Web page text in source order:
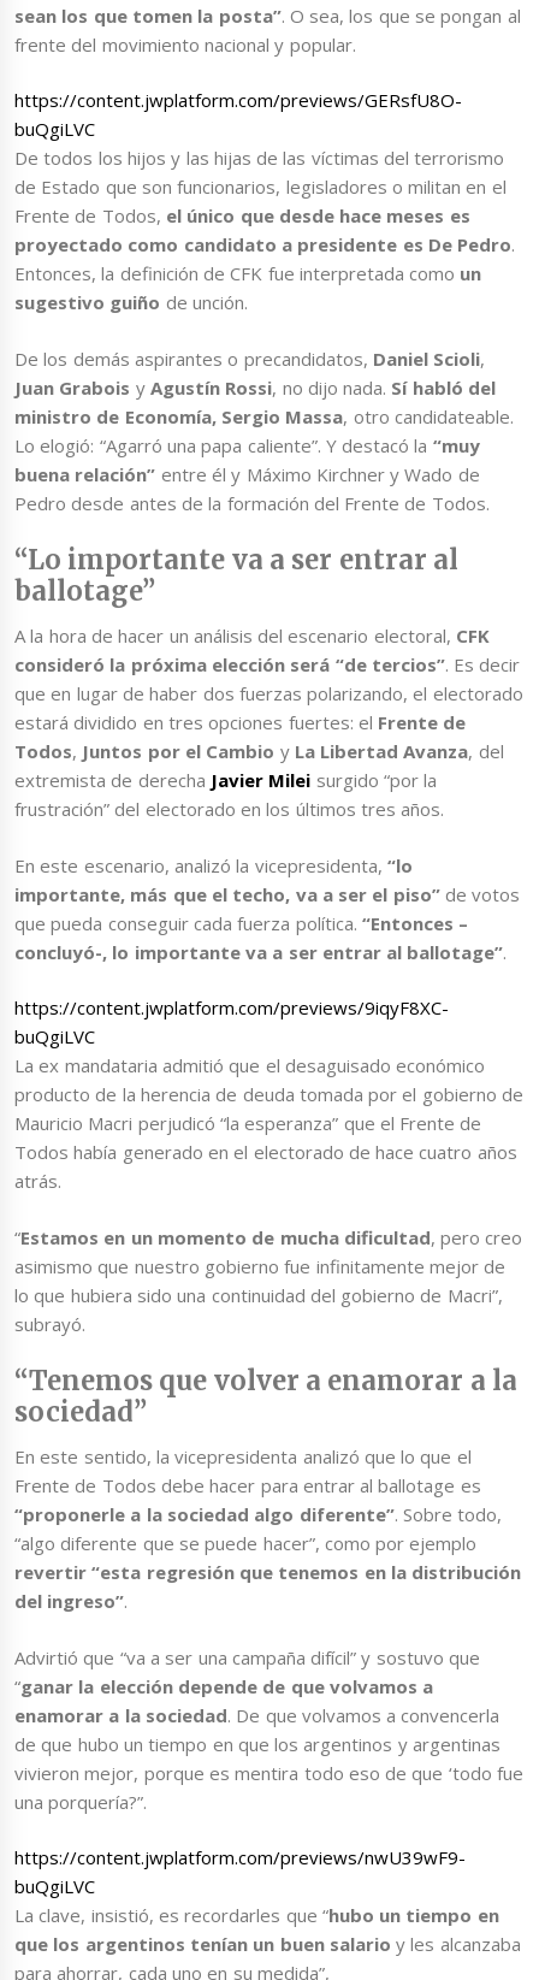
sean los que tomen la posta”. O sea, los que se pongan al
frente del movimiento nacional y popular.
https://content.jwplatform.com/previews/GERsfU8O-
buQgiLVC
De todos los hijos y las hijas de las víctimas del terrorismo
de Estado que son funcionarios, legisladores o militan en el
Frente de Todos, el único que desde hace meses es
proyectado como candidato a presidente es De Pedro.
Entonces, la definición de CFK fue interpretada como un
sugestivo guiño de unción.
De los demás aspirantes o precandidatos, Daniel Scioli,
Juan Grabois y Agustín Rossi, no dijo nada. Sí habló del
ministro de Economía, Sergio Massa, otro candidateable.
Lo elogió: “Agarró una papa caliente”. Y destacó la “muy
buena relación” entre él y Máximo Kirchner y Wado de
Pedro desde antes de la formación del Frente de Todos.
“Lo importante va a ser entrar al
ballotage”
A la hora de hacer un análisis del escenario electoral, CFK
consideró la próxima elección será “de tercios”. Es decir
que en lugar de haber dos fuerzas polarizando, el electorado
estará dividido en tres opciones fuertes: el Frente de
Todos, Juntos por el Cambio y La Libertad Avanza, del
extremista de derecha Javier Milei surgido “por la
frustración” del electorado en los últimos tres años.
En este escenario, analizó la vicepresidenta, “lo
importante, más que el techo, va a ser el piso”de votos
que pueda conseguir cada fuerza política. “Entonces –
concluyó-, lo importante va a ser entrar al ballotage”.
https://content.jwplatform.com/previews/9iqyF8XC-
buQgiLVC
La ex mandataria admitió que el desaguisado económico
producto de la herencia de deuda tomada por el gobierno de
Mauricio Macri perjudicó “la esperanza” que el Frente de
Todos había generado en el electorado de hace cuatro años
atrás.
“Estamos en un momento de mucha dificultad, pero creo
asimismo que nuestro gobierno fue infinitamente mejor de
lo que hubiera sido una continuidad del gobierno de Macri”,
subrayó.
“Tenemos que volver a enamorar a la
sociedad”
En este sentido, la vicepresidenta analizó que lo que el
Frente de Todos debe hacer para entrar al ballotage es
“proponerle a la sociedad algo diferente”. Sobre todo,
“algo diferente que se puede hacer”, como por ejemplo
revertir “esta regresión que tenemos en la distribución
del ingreso”.
Advirtió que “va a ser una campaña difícil” y sostuvo que
“ganar la elección depende de que volvamos a
enamorar a la sociedad. De que volvamos a convencerla
de que hubo un tiempo en que los argentinos y argentinas
vivieron mejor, porque es mentira todo eso de que ‘todo fue
una porquería?”.
https://content.jwplatform.com/previews/nwU39wF9-
buQgiLVC
La clave, insistió, es recordarles que “hubo un tiempo en
que los argentinos tenían un buen salario y les alcanzaba
para ahorrar, cada uno en su medida”,